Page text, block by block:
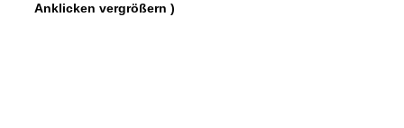
Anklicken vergrößern )